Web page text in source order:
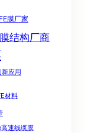
膜厂家
结构厂商
新应用
材料
速线缆膜